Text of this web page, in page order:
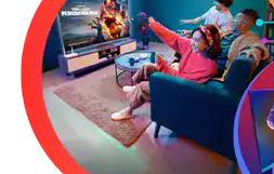
SMS semua operator, akses
Vidio, WeTV, Disney+, dll.),
(untuk beberapa pilihan).
Kelebihan:Paket lengkap
menginginkan internet,
(streaming & TV) dalam satu